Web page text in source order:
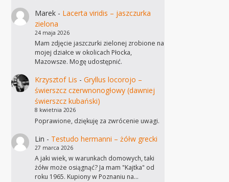
Marek- Lacerta viridis – jaszczurka
zielona
24 maja 2026
Mam zdjęcie jaszczurki zielonej zrobione na
mojej działce w okolicach Płocka,
Mazowsze. Mogę udostępnić.
Krzysztof Lis - Gryllus locorojo –
świerszcz czerwnonogłowy (dawniej
świerszcz kubański)
8 kwietnia 2026
Poprawione, dziękuję za zwrócenie uwagi.
Lin - Testudo hermanni – żółw grecki
27 marca 2026
A jaki wiek, w warunkach domowych, taki
żółw może osiągnąć? Ja mam "Kajtka" od
roku 1965. Kupiony w Poznaniu na…